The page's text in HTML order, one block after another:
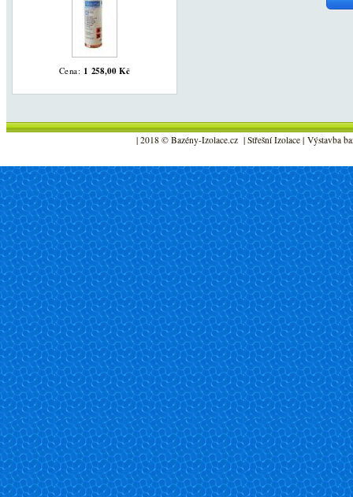
Cena: 1 258,00 Kč
| 2018 © Bazény-Izolace.cz | Střešní Izolace | Výstavba